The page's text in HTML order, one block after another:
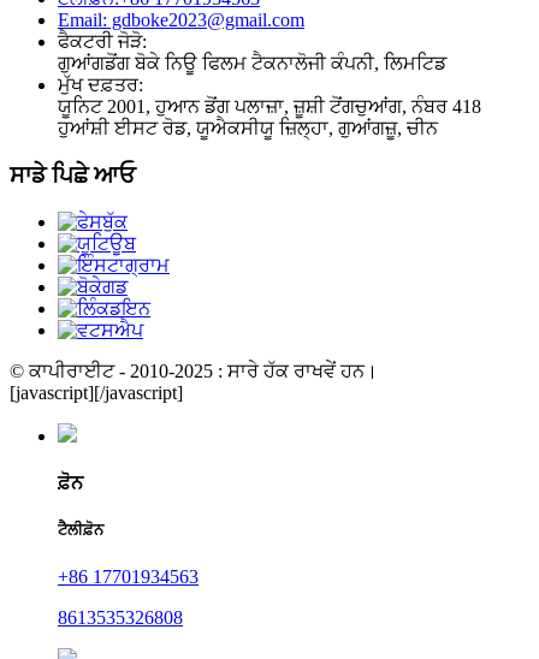
Email: gdboke2023@gmail.com
ਫੈਕਟਰੀ ਜੋੜੋ:
ਗੁਆਂਗਡੋਂਗ ਬੋਕੇ ਨਿਊ ਫਿਲਮ ਟੈਕਨਾਲੋਜੀ ਕੰਪਨੀ, ਲਿਮਟਿਡ
ਮੁੱਖ ਦਫ਼ਤਰ:
ਯੂਨਿਟ 2001, ਹੁਆਨ ਡੋਂਗ ਪਲਾਜ਼ਾ, ਜ਼ੂਸ਼ੀ ਟੋਂਗਚੁਆਂਗ, ਨੰਬਰ 418
ਹੁਆਂਸ਼ੀ ਈਸਟ ਰੋਡ, ਯੂਐਕਸੀਯੂ ਜ਼ਿਲ੍ਹਾ, ਗੁਆਂਗਜ਼ੂ, ਚੀਨ
ਸਾਡੇ ਪਿਛੇ ਆਓ
© ਕਾਪੀਰਾਈਟ - 2010-2025 : ਸਾਰੇ ਹੱਕ ਰਾਖਵੇਂ ਹਨ।
[javascript][/javascript]
ਫ਼ੋਨ
ਟੈਲੀਫ਼ੋਨ
+86 17701934563
8613535326808